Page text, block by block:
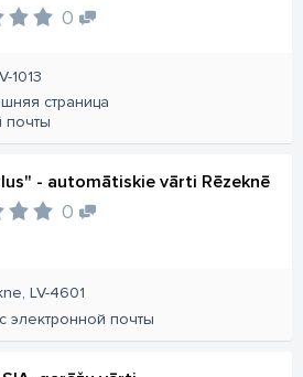
0
1013
страница
почты
- automātiskie vārti Rēzeknē
0
LV-4601
электронной почты